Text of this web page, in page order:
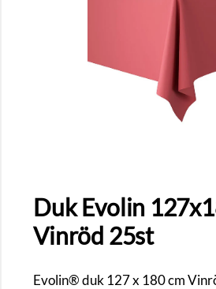
Duk Evolin
Vinröd 25st
Evolin® duk 127 x 180 cm